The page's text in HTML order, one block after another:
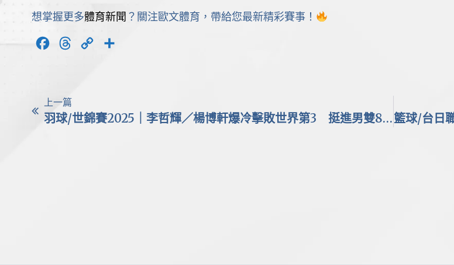
想掌握更多體育新聞 ？關注歐文體育，帶給您最新精彩賽事！
FacebookThreads
Copy
上一篇
羽球/世錦賽2025｜李哲輝／楊博軒爆冷擊敗世界第3 挺進男雙8強